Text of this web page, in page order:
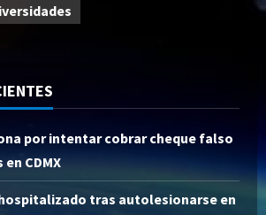
por intentar cobrar cheque falso
en CDMX
tras autolesionarse en